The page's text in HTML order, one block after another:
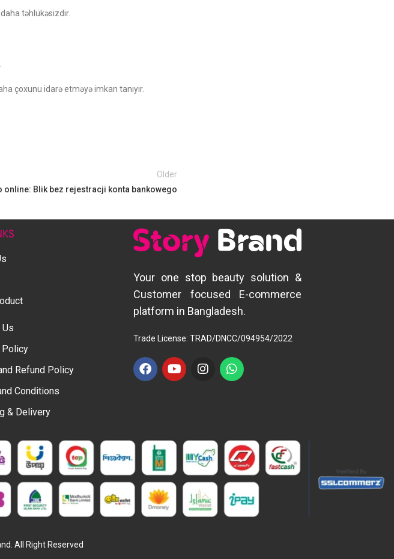
təhlükəsizdir.
çoxunu idarə etməyə imkan tanıyır.
Older
online: Blik bez rejestracji konta bankowego
Us
Policy
Refund Policy
Conditions
& Delivery
Your one stop beauty solution &
Customer focused E-commerce
platform in Bangladesh.
Trade License: TRAD/DNCC/094954/2022
All Right Reserved